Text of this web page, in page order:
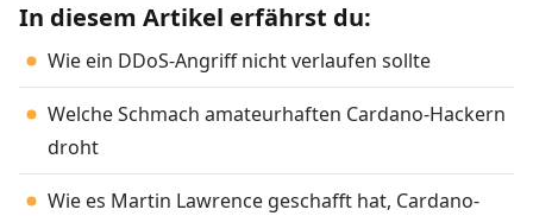
In diesem Artikel erfährst du:
Wie ein DDoS-Angriff nicht verlaufen sollte
Welche Schmach amateurhaften Cardano-Hackern
droht
Wie es Martin Lawrence geschafft hat, Cardano-